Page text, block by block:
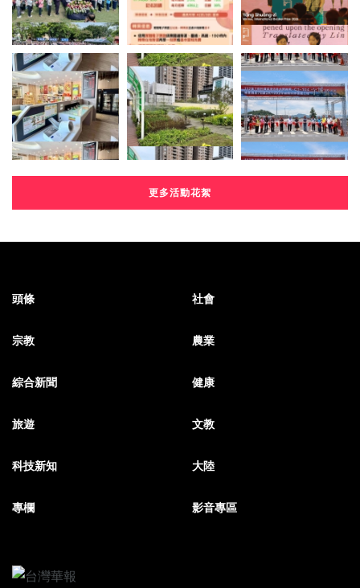
更多活動花絮
頭條 社會
宗教 農業
綜合新聞 健康
旅遊 文教
科技新知 大陸
專欄 影音專區